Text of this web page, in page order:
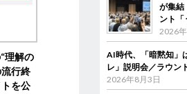
理解の
行終
を公
が集
ント「
2026
AI時代、「暗黙知
レ」説明会／ラウン
2026年8月3日